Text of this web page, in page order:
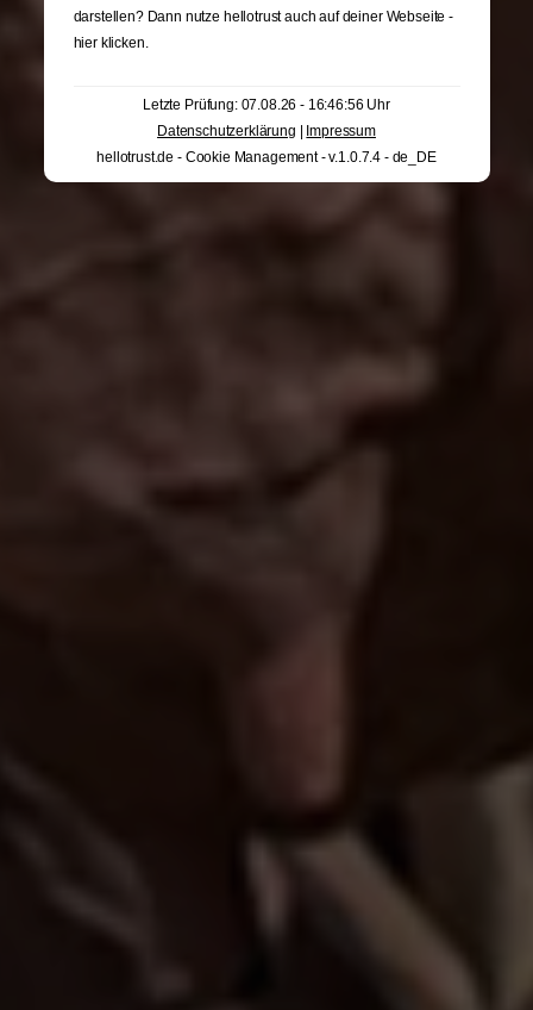
darstellen? Dann nutze hellotrust auch auf deiner Webseite -
hier klicken
Letzte Prüfung: 07.08.26 - 16:46:56 Uhr
Datenschutzerklärung | Impressum
hellotrust.de - Cookie Management - v.1.0.7.4 - de_DE